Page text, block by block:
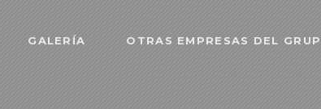
GALERÍA OTRAS EMPRESAS DEL